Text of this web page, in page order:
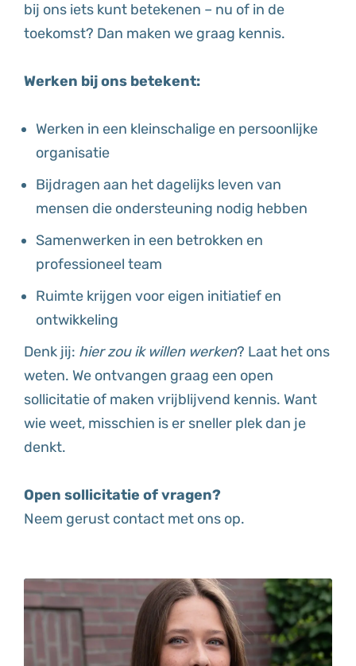
bij ons iets kunt betekenen – nu of in de
toekomst? Dan maken we graag kennis.
Werken bij ons betekent:
Werken in een kleinschalige en persoonlijke
organisatie
Bijdragen aan het dagelijks leven van
mensen die ondersteuning nodig hebben
Samenwerken in een betrokken en
professioneel team
Ruimte krijgen voor eigen initiatief en
ontwikkeling
Denk jij: hier zou ik willen werken? Laat het ons
weten. We ontvangen graag een open
sollicitatie of maken vrijblijvend kennis. Want
wie weet, misschien is er sneller plek dan je
denkt.
Open sollicitatie of vragen?
Neem gerust contact met ons op.